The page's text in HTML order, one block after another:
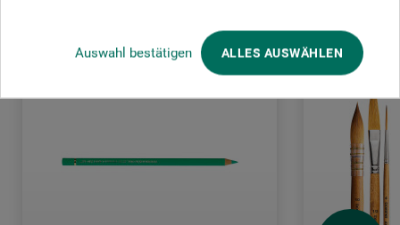
Auswahl bestätigen ALLES AUSWÄHLEN